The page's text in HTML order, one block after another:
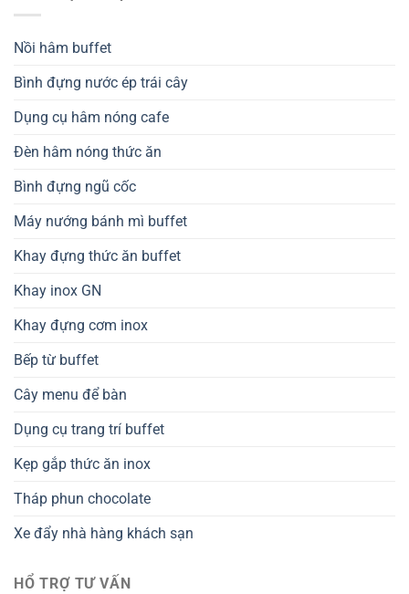
Nồi hâm buffet
Bình đựng nước ép trái cây
Dụng cụ hâm nóng cafe
Đèn hâm nóng thức ăn
Bình đựng ngũ cốc
Máy nướng bánh mì buffet
Khay đựng thức ăn buffet
Khay inox GN
Khay đựng cơm inox
Bếp từ buffet
Cây menu để bàn
Dụng cụ trang trí buffet
Kẹp gắp thức ăn inox
Tháp phun chocolate
Xe đẩy nhà hàng khách sạn
HỔ TRỢ TƯ VẤN